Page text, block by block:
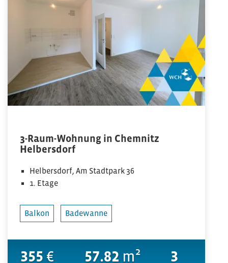
3-Raum-Wohnung in Chemnitz
Helbersdorf
Helbersdorf, Am Stadtpark 36
1. Etage
Balkon Badewanne
355 € 57.82 m² 3